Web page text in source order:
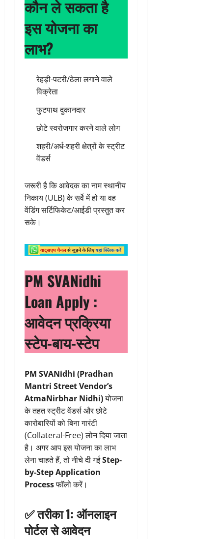
कौन ले सकता है
इस योजना का
लाभ?
रेहड़ी-पटरी/ठेला लगाने वाले
विक्रेता
फुटपाथ दुकानदार
छोटे स्वरोजगार करने वाले लोग
शहरी/अर्ध-शहरी क्षेत्रों के स्ट्रीट
वेंडर्स
जरूरी है कि आवेदक का नाम स्थानीय
निकाय (ULB) के सर्वे में हो या वह
वेंडिंग सर्टिफिकेट/आईडी प्रस्तुत कर
सके।
PM SVANidhi
Loan Apply :
आवेदन प्रक्रिया
स्टेप-बाय-स्टेप
PM SVANidhi (Pradhan
Mantri Street Vendor’s
AtmaNirbhar Nidhi)योजना
के तहत स्ट्रीट वेंडर्स और छोटे
कारोबारियों को बिना गारंटी
(Collateral-Free) लोन दिया जाता
है। अगर आप इस योजना का लाभ
लेना चाहते हैं, तो नीचे दी गईStep-
by-Step Application
Processफॉलो करें।
✅ तरीका 1: ऑनलाइन
पोर्टल से आवेदन